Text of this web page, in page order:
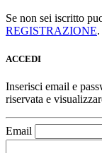
Se non sei iscritto
REGISTRAZIONE.
ACCEDI
Inserisci email e
riservata e
Email